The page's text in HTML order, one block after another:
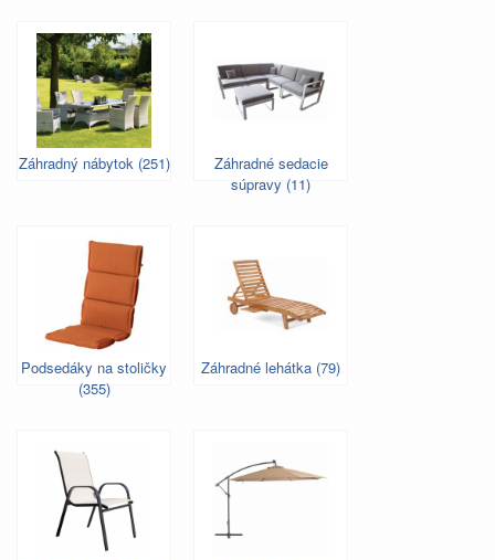
Záhradný nábytok (251)
Záhradné sedacie
súpravy (11)
Podsedáky na stoličky
(355)
Záhradné lehátka (79)